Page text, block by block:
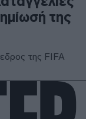
της
της FIFA